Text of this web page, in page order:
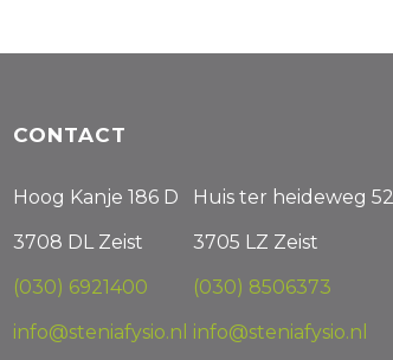
CONTACT
Hoog Kanje 186 D
Huis ter heideweg 52
3708 DL Zeist
3705 LZ Zeist
(030) 6921400
(030) 8506373
info@steniafysio.nl info@steniafysio.nl